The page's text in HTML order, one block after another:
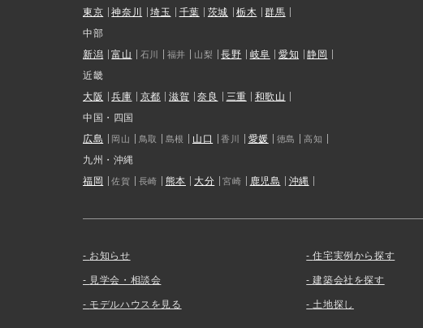
東京
神奈川 埼玉 千葉 茨城 栃木
群馬
中部
新潟
富山 石川 福井 山梨 長野 岐阜 愛知
静岡
近畿
大阪
兵庫 京都 滋賀 奈良 三重
和歌山
中国・四国
広島
岡山 鳥取 島根 山口 香川 愛媛 徳島 高知
九州・沖縄
福岡
佐賀 長崎 熊本 大分 宮崎 鹿児島 沖縄
お知らせ
見学会・相談会
モデルハウスを見る
住宅実例から探す
建築会社を探す
土地探し